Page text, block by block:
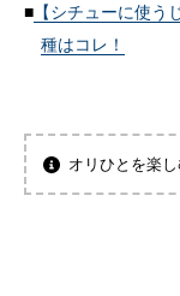
【シチューに使
種はコレ！
オリひとを楽